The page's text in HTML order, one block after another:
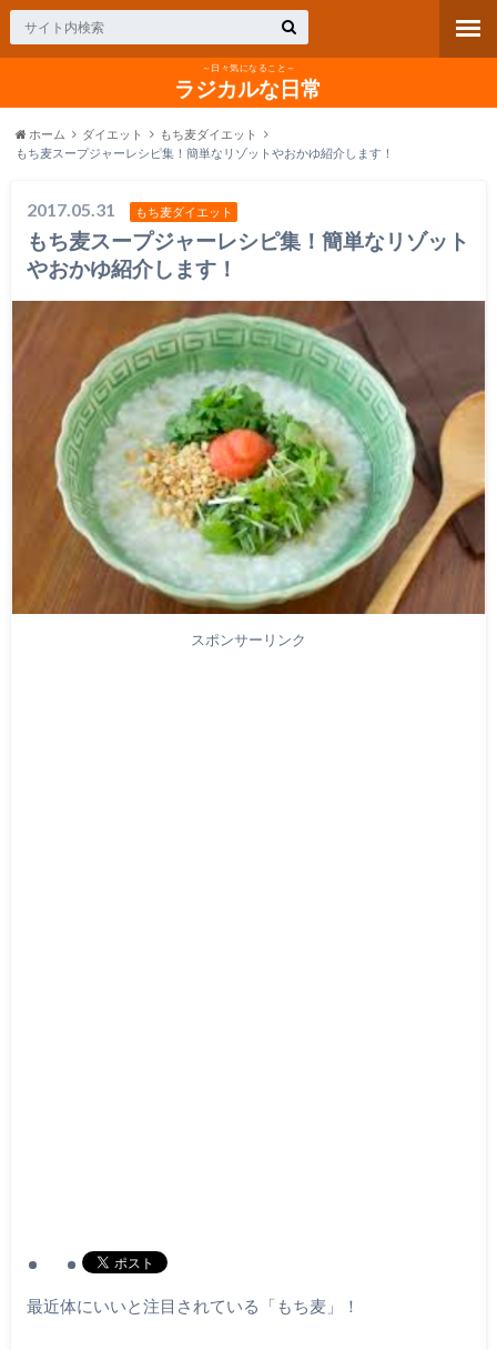
～日々気になること～
ラジカルな日常
ホーム ダイエット
もち麦ダイエット
もち麦スープジャーレシピ集！簡単なリゾットやおかゆ紹介します！
2017.05.31 もち麦ダイエット
もち麦スープジャーレシピ集！簡単なリゾット
やおかゆ紹介します！
スポンサーリンク
最近体にいいと注目されている「もち麦」！